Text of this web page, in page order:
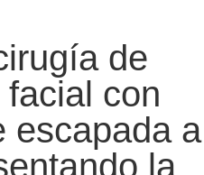
de
con
escapada a
la